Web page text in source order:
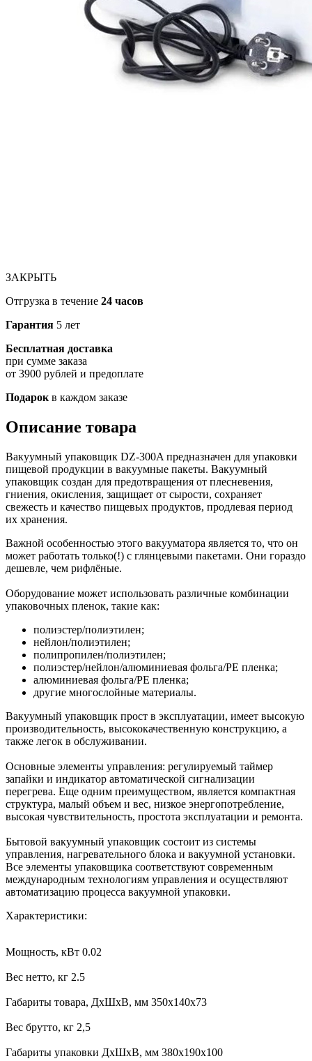
ЗАКРЫТЬ
Отгрузка в течение 24 часов
Гарантия 5 лет
Бесплатная доставка
при сумме заказа
от 3900 рублей и предоплате
Подарок в каждом заказе
Описание товара
Вакуумный упаковщик DZ-300A предназначен для упаковки
пищевой продукции в вакуумные пакеты. Вакуумный
упаковщик создан для предотвращения от плесневения,
гниения, окисления, защищает от сырости, сохраняет
свежесть и качество пищевых продуктов, продлевая период
их хранения.
Важной особенностью этого вакууматора является то, что он
может работать только(!) с глянцевыми пакетами. Они гораздо
дешевле, чем рифлёные.
Оборудование может использовать различные комбинации
упаковочных пленок, такие как:
полиэстер/полиэтилен;
нейлон/полиэтилен;
полипропилен/полиэтилен;
полиэстер/нейлон/алюминиевая фольга/PE пленка;
алюминиевая фольга/PE пленка;
другие многослойные материалы.
Вакуумный упаковщик прост в эксплуатации, имеет высокую
производительность, высококачественную конструкцию, а
также легок в обслуживании.
Основные элементы управления: регулируемый таймер
запайки и индикатор автоматической сигнализации
перегрева. Еще одним преимуществом, является компактная
структура, малый объем и вес, низкое энергопотребление,
высокая чувствительность, простота эксплуатации и ремонта.
Бытовой вакуумный упаковщик состоит из системы
управления, нагревательного блока и вакуумной установки.
Все элементы упаковщика соответствуют современным
международным технологиям управления и осуществляют
автоматизацию процесса вакуумной упаковки.
Характеристики:
Мощность, кВт 0.02
Вес нетто, кг 2.5
Габариты товара, ДхШхВ, мм 350x140x73
Вес брутто, кг 2,5
Габариты упаковки ДхШхВ, мм 380x190x100